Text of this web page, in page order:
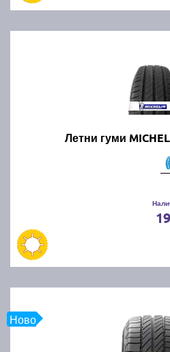
Летни гуми
Ново